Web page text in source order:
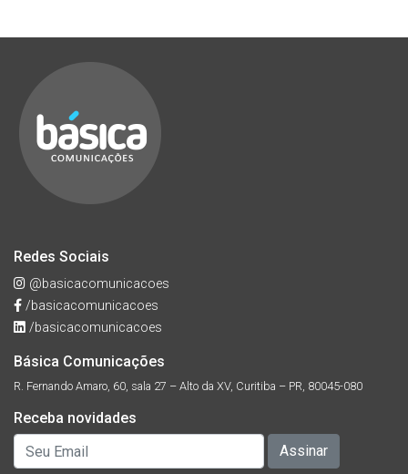
Redes Sociais
@basicacomunicacoes
/basicacomunicacoes
/basicacomunicacoes
Básica Comunicações
R. Fernando Amaro, 60, sala 27 – Alto da XV, Curitiba – PR, 80045-080
Receba novidades